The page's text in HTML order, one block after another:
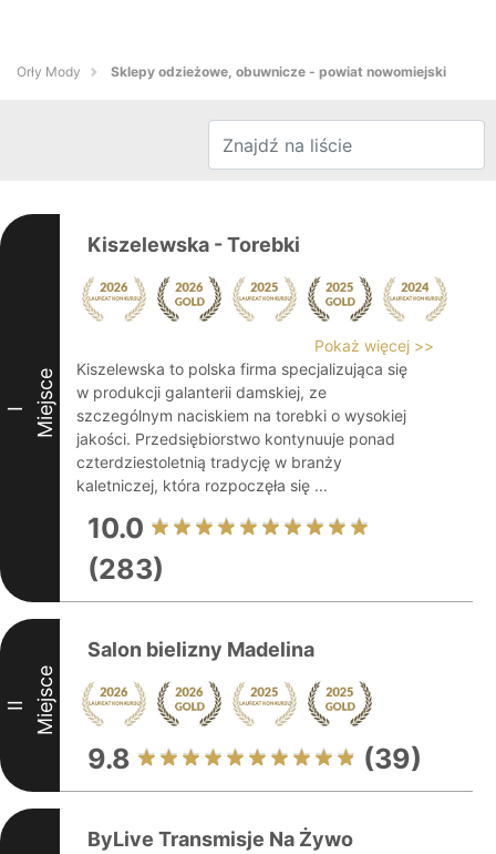
Orły Mody Sklepy odzieżowe, obuwnicze - powiat nowomiejski
I Miejsce
Kiszelewska - Torebki
Pokaż więcej >>
Kiszelewska to polska firma specjalizująca się
w produkcji galanterii damskiej, ze
szczególnym naciskiem na torebki o wysokiej
jakości. Przedsiębiorstwo kontynuuje ponad
czterdziestoletnią tradycję w branży
kaletniczej, która rozpoczęła się ...
10.0
(283)
II Miejsce
Salon bielizny Madelina
9.8 (39)
ByLive Transmisje Na Żywo